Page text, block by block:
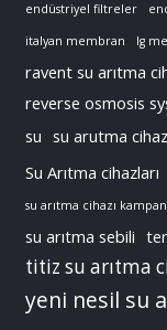
endüstriyel filtreler
italyan membran lg
ravent su arıtma
reverse osmosis
su su arutma
Su Arıtma cihazları
su arıtma cihazı
su arıtma sebili
titiz su arıtma
yeni nesil su